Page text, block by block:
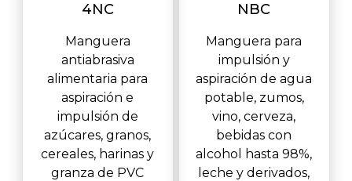
4NC
Manguera
antiabrasiva
alimentaria para
aspiración e
impulsión de
azúcares, granos,
cereales, harinas y
granza de PVC
NBC
Manguera para
impulsión y
aspiración de agua
potable, zumos,
vino, cerveza,
bebidas con
alcohol hasta 98%,
leche y derivados,